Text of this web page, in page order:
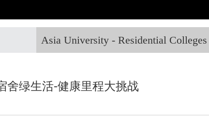
Asia University - Residential
舍绿生活-健康里程大挑战